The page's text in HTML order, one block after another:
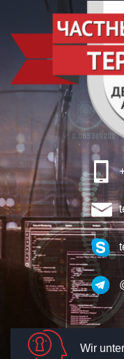
Wir